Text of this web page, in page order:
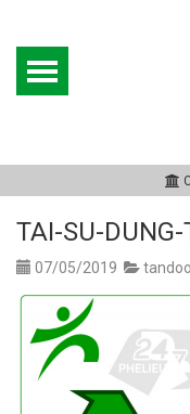
TAI-SU-DUNG-
07/05/2019